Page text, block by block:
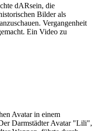
dARsein, die
Bilder als
Vergangenheit
Ein Video zu
Avatar in einem
Darmstädter Avatar "Lili",